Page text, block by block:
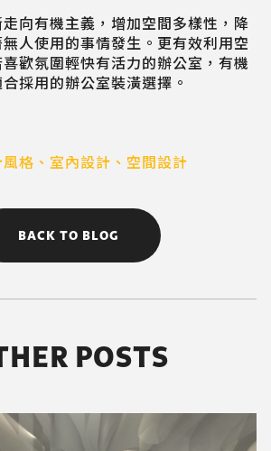
向有機主義，增加空間多樣性，降
人使用的事情發生。更有效利用空
歡氛圍輕快有活力的辦公室，有機
採用的辦公室裝潢選擇。
格 、 室內設計 、 空間設計
BACK TO BLOG
POSTS